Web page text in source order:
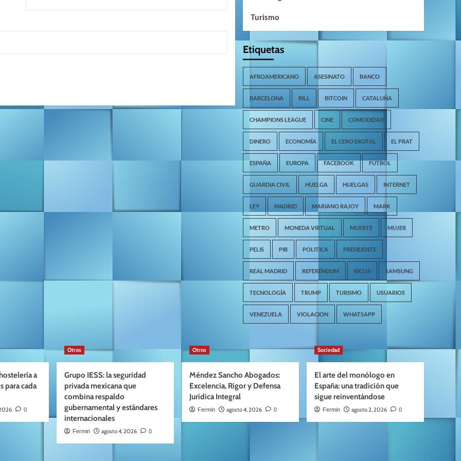
Turismo
Etiquetas
AFROAMERICANO ASESINATO BANCO
BARCELONA BILL BITCOIN CATALUÑA
CHAMPIONS LEAGUE CINE COMODIDAD
DINERO ECONOMÍA EL CERO DIGITAL EL PRAT
ESPAÑA EUROPA FACEBOOK FÚTBOL
GUARDIA CIVIL HUELGA HUELGAS INTERNET
LEY MADRID MARIANO RAJOY MARK
METRO MONEDA VIRTUAL MUERTE MUJER
PELIS PIB POLITICA PRESIDENTE
REAL MADRID REFERÉNDUM RICOS SAMSUNG
TECNOLOGÍA TRUMP TURISMO USUARIOS
VENEZUELA VIOLACION WHATSAPP
a
para cada
0
Otros
Grupo IESS: la seguridad
privada mexicana que
combina respaldo
gubernamental y estándares
internacionales
Fermin agosto 4, 2026 0
Otros
Méndez Sancho Abogados:
Excelencia, Rigor y Defensa
Jurídica Integral
Fermin agosto 4, 2026 0
Sociedad
El arte del monólogo en
España: una tradición que
sigue reinventándose
Fermin agosto 2, 2026 0